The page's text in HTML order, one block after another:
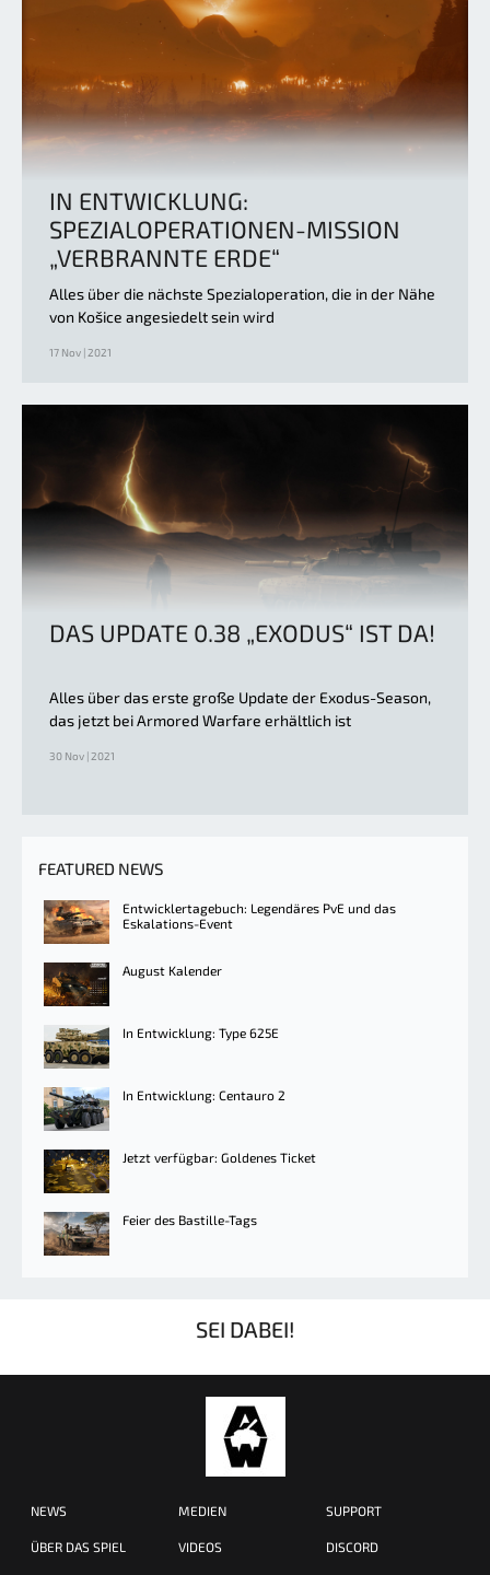
IN ENTWICKLUNG:
SPEZIALOPERATIONEN-MISSION
„VERBRANNTE ERDE“
Alles über die nächste Spezialoperation, die in der Nähe
von Košice angesiedelt sein wird
17 Nov | 2021
DAS UPDATE 0.38 „EXODUS“ IST DA!
Alles über das erste große Update der Exodus-Season,
das jetzt bei Armored Warfare erhältlich ist
30 Nov | 2021
FEATURED NEWS
Entwicklertagebuch: Legendäres PvE und das
Eskalations-Event
August Kalender
In Entwicklung: Type 625E
In Entwicklung: Centauro 2
Jetzt verfügbar: Goldenes Ticket
Feier des Bastille-Tags
SEI DABEI!
NEWS
ÜBER DAS SPIEL
MEDIEN
VIDEOS
SUPPORT
DISCORD